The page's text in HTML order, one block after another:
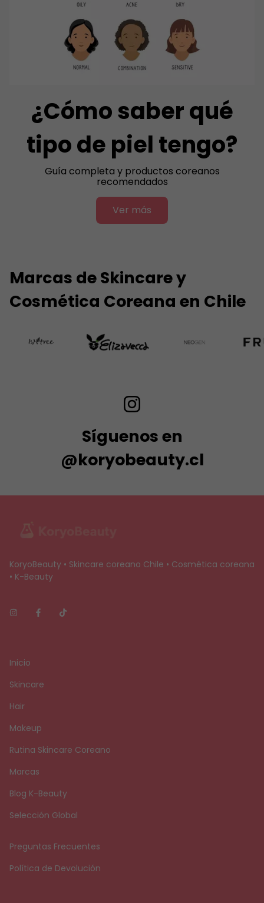
¿Cómo saber qué
tipo de piel tengo?
Guía completa y productos coreanos
recomendados
Ver más
Marcas de Skincare y
Cosmética Coreana en Chile
Síguenos en
@koryobeauty.cl
KoryoBeauty • Skincare coreano Chile • Cosmética coreana
• K-Beauty
Inicio
Skincare
Hair
Makeup
Rutina Skincare Coreano
Marcas
Blog K-Beauty
Selección Global
Preguntas Frecuentes
Política de Devolución